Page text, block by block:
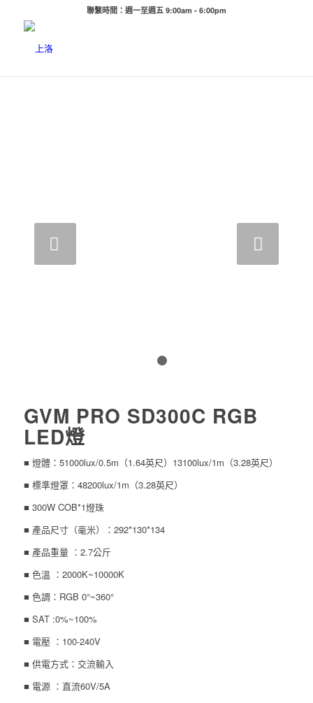
聯繫時間：週一至週五 9:00am - 6:00pm
GVM PRO SD300C RGB
LED燈
■ 燈體：51000lux/0.5m（1.64英尺）13100lux/1m（3.28英尺）
■ 標準燈罩：48200lux/1m（3.28英尺）
■ 300W COB*1燈珠
■ 產品尺寸（毫米）：292*130*134
■ 產品重量 ：2.7公斤
■ 色溫 ：2000K~10000K
■ 色調：RGB 0°~360°
■ SAT :0%~100%
■ 電壓 ：100-240V
■ 供電方式：交流輸入
■ 電源 ：直流60V/5A